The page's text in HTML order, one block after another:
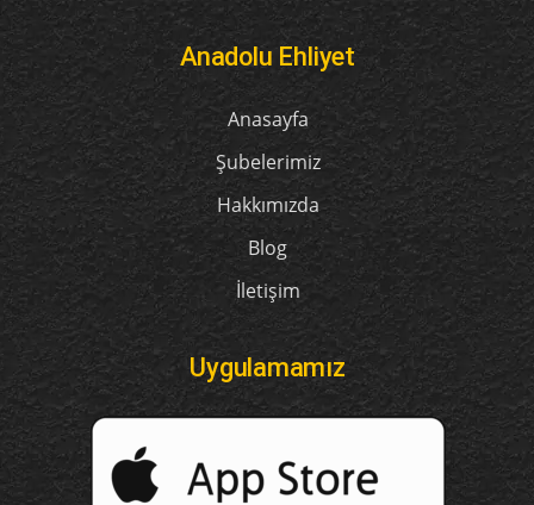
Anadolu Ehliyet
Anasayfa
Şubelerimiz
Hakkımızda
Blog
İletişim
Uygulamamız